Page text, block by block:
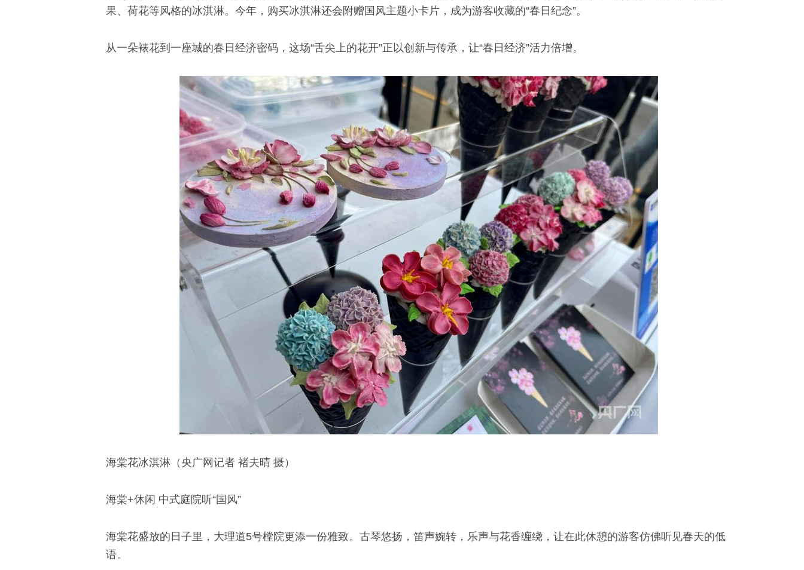
果、荷花等风格的冰淇淋。今年，购买冰淇淋还会附赠国风主题小卡片，成为游客收藏的“春日纪念”。
从一朵裱花到一座城的春日经济密码，这场“舌尖上的花开”正以创新与传承，让“春日经济”活力倍增。
海棠花冰淇淋（央广网记者 褚夫晴 摄）
海棠+休闲 中式庭院听“国风”
海棠花盛放的日子里，大理道5号樘院更添一份雅致。古琴悠扬，笛声婉转，乐声与花香缠绕，让在此休憩的游客仿佛听见春天的低
语。